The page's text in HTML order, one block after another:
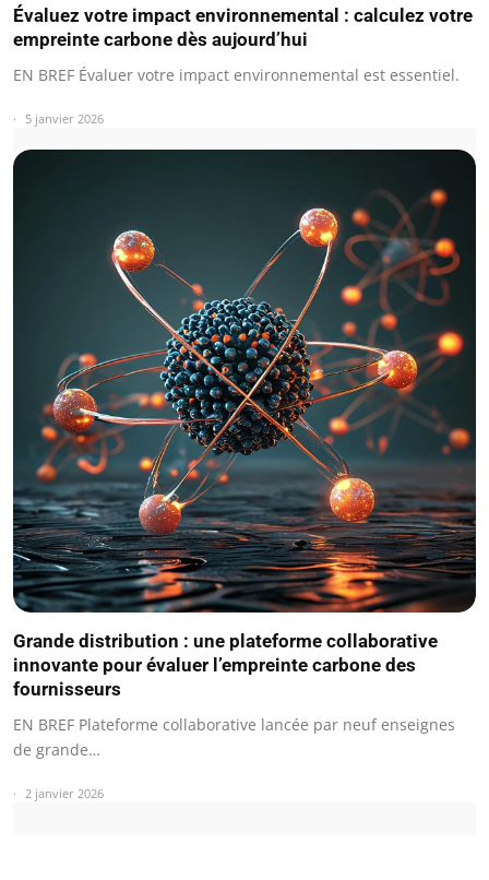
Évaluez votre impact environnemental : calculez votre
empreinte carbone dès aujourd’hui
EN BREF Évaluer votre impact environnemental est essentiel.
5 janvier 2026
Grande distribution : une plateforme collaborative
innovante pour évaluer l’empreinte carbone des
fournisseurs
EN BREF Plateforme collaborative lancée par neuf enseignes
de grande…
2 janvier 2026